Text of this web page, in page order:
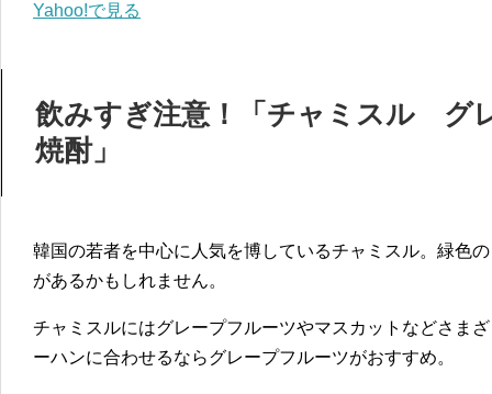
Yahoo!で見る
飲みすぎ注意！「チャミスル グ
焼酎」
韓国の若者を中心に人気を博しているチャミスル。緑色
があるかもしれません。
チャミスルにはグレープフルーツやマスカットなどさま
ーハンに合わせるならグレープフルーツがおすすめ。